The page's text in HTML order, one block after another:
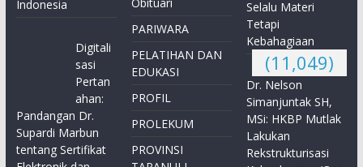
Indonesia
Digitali
sasi
Pertan
ahan:
Pandangan Dr.
Supardi Marbun
tentang Sertifikat
PARIWARA
PELATIHAN DAN
EDUKASI
PROFIL
PROLEKUM
PROVINSI
Selalu Materi
Tetapi
Kebahagiaan
(11,049)
Dr. Nelson
Simanjuntak SH,
MSi: HKBP Mutlak
Lakukan
Rekstrukturisasi